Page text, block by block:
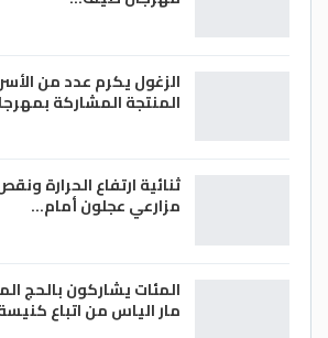
الزغول يكرم عدد من
المنتجة المشاركة
ثنائية ارتفاع الحرارة
مزارعي عجلون أمام…
المئات يشاركون بالحج
مار الياس من اتباع